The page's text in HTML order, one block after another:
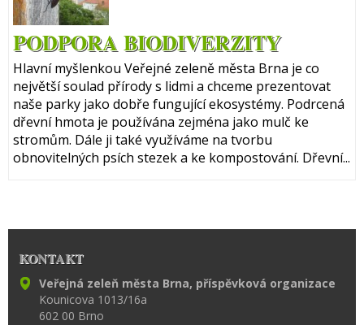
PODPORA BIODIVERZITY
Hlavní myšlenkou Veřejné zeleně města Brna je co
největší soulad přírody s lidmi a chceme prezentovat
naše parky jako dobře fungující ekosystémy. Podrcená
dřevní hmota je používána zejména jako mulč ke
stromům. Dále ji také využíváme na tvorbu
obnovitelných psích stezek a ke kompostování. Dřevní...
KONTAKT
Veřejná zeleň města Brna, příspěvková organizace
Kounicova 1013/16a
602 00 Brno